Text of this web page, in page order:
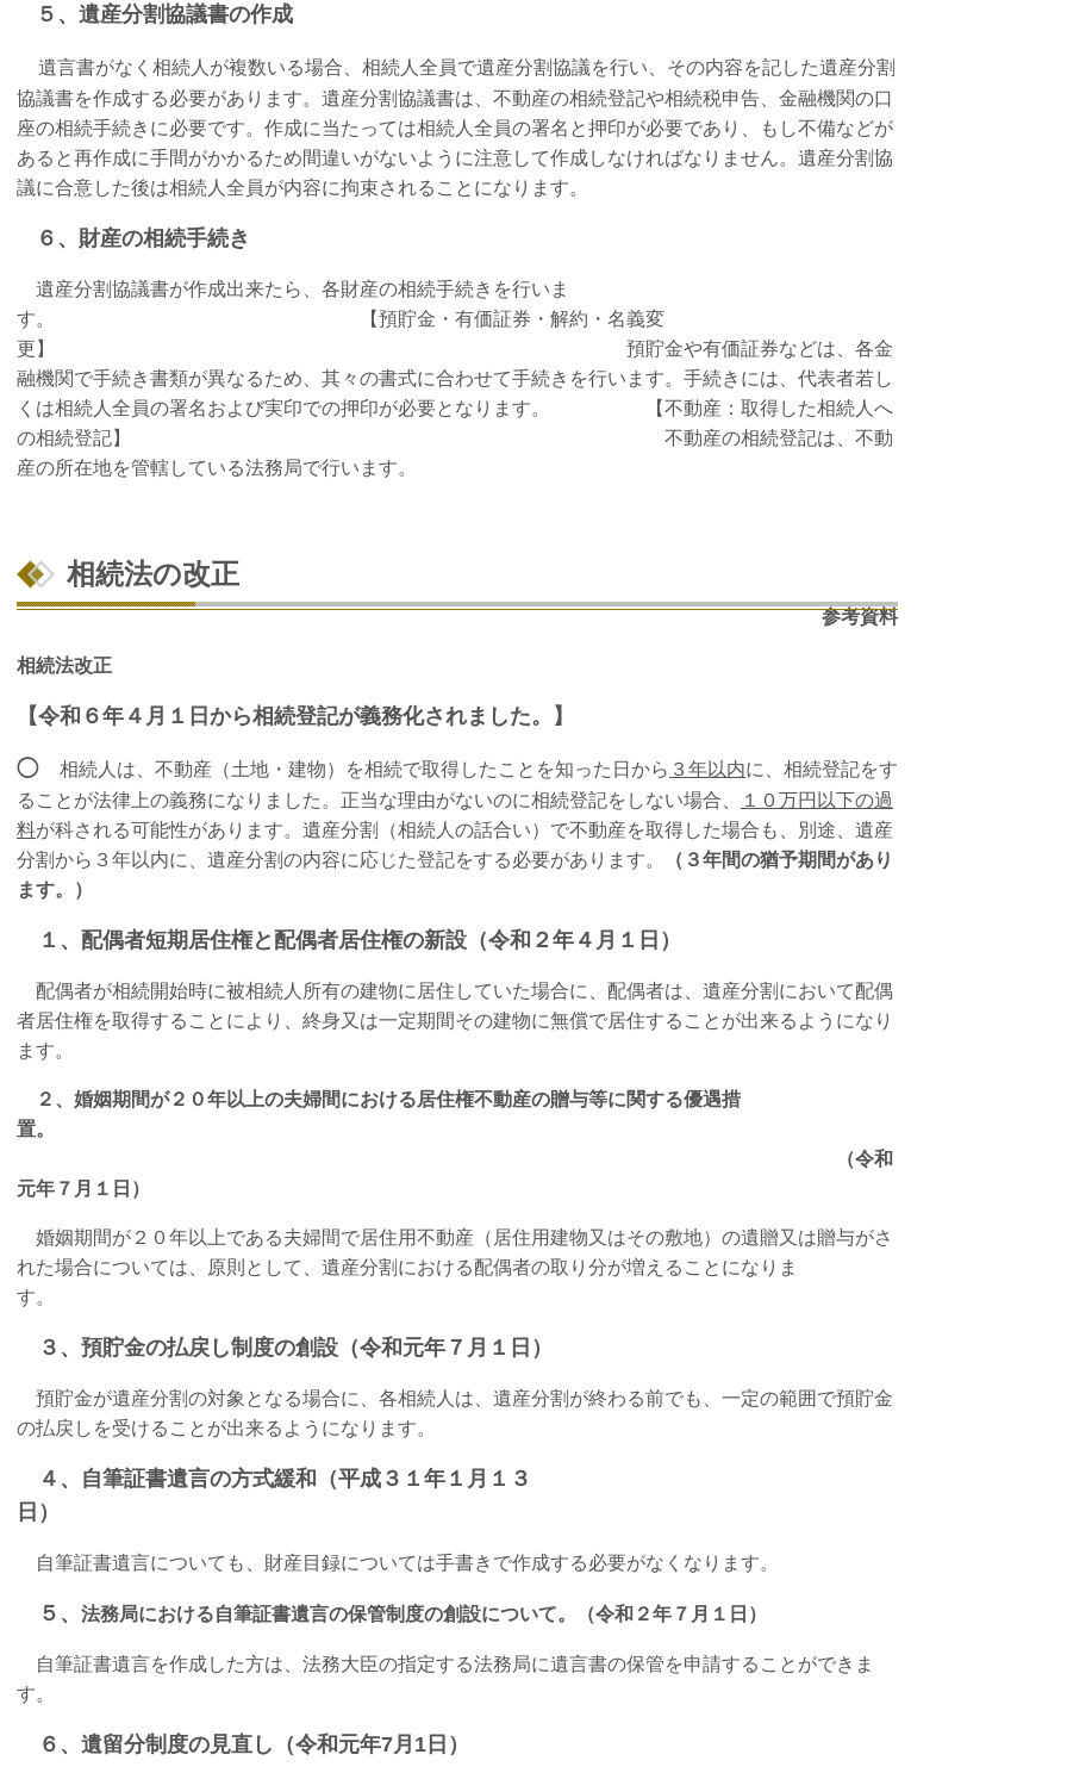
５、遺産分割協議書の作成
遺言書がなく相続人が複数いる場合、相続人全員で遺産分割協議を行い、その内容を記した遺産分割
協議書を作成する必要があります。遺産分割協議書は、不動産の相続登記や相続税申告、金融機関の口
座の相続手続きに必要です。作成に当たっては相続人全員の署名と押印が必要であり、もし不備などが
あると再作成に手間がかかるため間違いがないように注意して作成しなければなりません。遺産分割協
議に合意した後は相続人全員が内容に拘束されることになります。
６、財産の相続手続き
遺産分割協議書が作成出来たら、各財産の相続手続きを行いま
す。 【預貯金・有価証券・解約・名義変
更】 預貯金や有価証券などは、各金
融機関で手続き書類が異なるため、其々の書式に合わせて手続きを行います。手続きには、代表者若し
くは相続人全員の署名および実印での押印が必要となります。 【不動産：取得した相続人へ
の相続登記】 不動産の相続登記は、不動
産の所在地を管轄している法務局で行います。
相続法の改正
参考資料
相続法改正
【令和６年４月１日から相続登記が義務化されました。】
◯ 相続人は、不動産（土地・建物）を相続で取得したことを知った日から ３年以内に、相続登記をす
ることが法律上の義務になりました。正当な理由がないのに相続登記をしない場合、
１０万円以下の過
料が科される可能性があります。遺産分割（相続人の話合い）で不動産を取得した場合も、別途、遺産
分割から３年以内に、遺産分割の内容に応じた登記をする必要があります。
（３年間の猶予期間があり
ます。）
１、配偶者短期居住権と配偶者居住権の新設（令和２年４月１日）
配偶者が相続開始時に被相続人所有の建物に居住していた場合に、配偶者は、遺産分割において配偶
者居住権を取得することにより、終身又は一定期間その建物に無償で居住することが出来るようになり
ます。
２、婚姻期間が２０年以上の夫婦間における居住権不動産の贈与等に関する優遇措
置。
（令和
元年７月１日）
婚姻期間が２０年以上である夫婦間で居住用不動産（居住用建物又はその敷地）の遺贈又は贈与がさ
れた場合については、原則として、遺産分割における配偶者の取り分が増えることになりま
す。
３、預貯金の払戻し制度の創設（令和元年７月１日）
預貯金が遺産分割の対象となる場合に、各相続人は、遺産分割が終わる前でも、一定の範囲で預貯金
の払戻しを受けることが出来るようになります。
４、自筆証書遺言の方式緩和（平成３１年１月１３
日）
自筆証書遺言についても、財産目録については手書きで作成する必要がなくなります。
５、 法務局における自筆証書遺言の保管制度の創設について。（令和２年７月１日）
自筆証書遺言を作成した方は、法務大臣の指定する法務局に遺言書の保管を申請することができま
す。
６、遺留分制度の見直し（令和元年7月1日）